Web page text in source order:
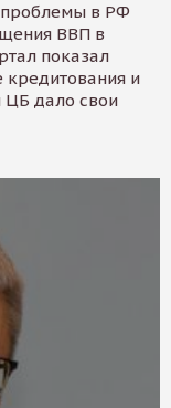
проблемы в РФ
ВВП в
показал
кредитования и
ЦБ дало свои